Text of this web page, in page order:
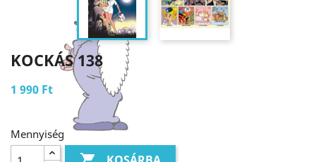
KOCKÁS 138
1 990 Ft
Mennyiség